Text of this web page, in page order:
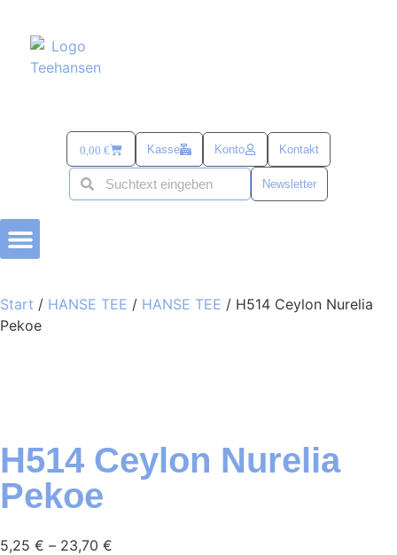
0,00 € Kasse Konto Kontakt
Newsletter
Start / HANSE TEE / HANSE TEE / H514 Ceylon Nurelia
Pekoe
H514 Ceylon Nurelia
Pekoe
5,25 € – 23,70 €